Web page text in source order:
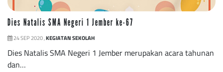
Dies Natalis SMA Negeri 1 Jember ke-67
24 SEP 2020 ,KEGIATAN SEKOLAH
Dies Natalis SMA Negeri 1 Jember merupakan acara tahunan
dan…